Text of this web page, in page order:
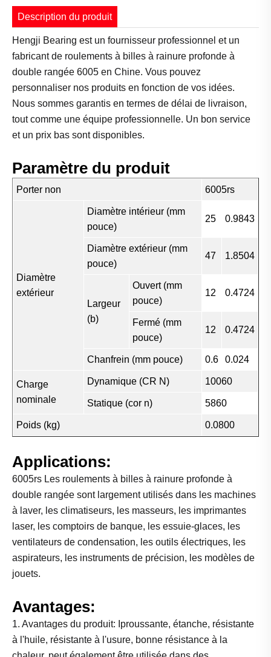
Description du produit
Hengji Bearing est un fournisseur professionnel et un
fabricant de roulements à billes à rainure profonde à
double rangée 6005 en Chine. Vous pouvez
personnaliser nos produits en fonction de vos idées.
Nous sommes garantis en termes de délai de livraison,
tout comme une équipe professionnelle. Un bon service
et un prix bas sont disponibles.
Paramètre du produit
Porter non 6005rs
Diamètre
extérieur
Diamètre intérieur (mm
pouce)
25 0.9843
Diamètre extérieur (mm
pouce)
47 1.8504
Largeur
(b)
Ouvert (mm
pouce)
12 0.4724
Fermé (mm
pouce)
12 0.4724
Chanfrein (mm pouce) 0.6 0.024
Charge
nominale
Dynamique (CR N) 10060
Statique (cor n) 5860
Poids (kg) 0.0800
Applications:
6005rs Les roulements à billes à rainure profonde à
double rangée sont largement utilisés dans les machines
à laver, les climatiseurs, les masseurs, les imprimantes
laser, les comptoirs de banque, les essuie-glaces, les
ventilateurs de condensation, les outils électriques, les
aspirateurs, les instruments de précision, les modèles de
jouets.
Avantages:
1. Avantages du produit: Iproussante, étanche, résistante
à l'huile, résistante à l'usure, bonne résistance à la